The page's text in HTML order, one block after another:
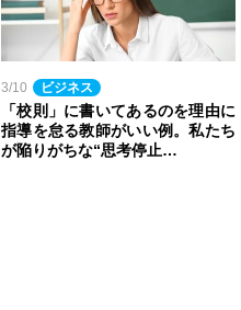
3/10 ビジネス
「校則」に書いてあるのを理由に
指導を怠る教師がいい例。私たち
が陥りがちな“思考停止…